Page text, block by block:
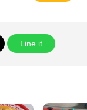
Line it